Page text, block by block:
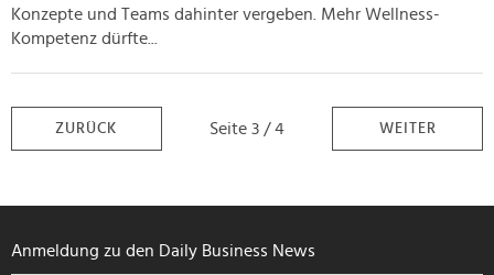
Konzepte und Teams dahinter vergeben. Mehr Wellness-
Kompetenz dürfte...
ZURÜCK Seite 3 / 4 WEITER
Anmeldung zu den Daily Business News